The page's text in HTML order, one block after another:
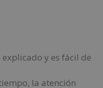
y es fácil de
la atención